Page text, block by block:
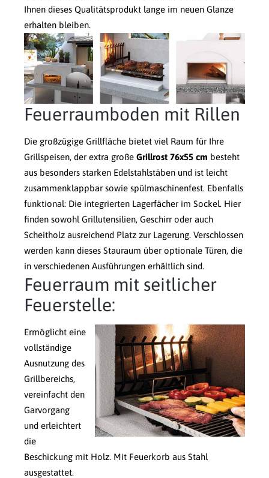
Ihnen dieses Qualitätsprodukt lange im neuen Glanze
erhalten bleiben.
Feuerraumboden mit Rillen
Die großzügige Grillfläche bietet viel Raum für Ihre
Grillspeisen, der extra große Grillrost 76x55 cm besteht
aus besonders starken Edelstahlstäben und ist leicht
zusammenklappbar sowie spülmaschinenfest. Ebenfalls
funktional: Die integrierten Lagerfächer im Sockel. Hier
finden sowohl Grillutensilien, Geschirr oder auch
Scheitholz ausreichend Platz zur Lagerung. Verschlossen
werden kann dieses Stauraum über optionale Türen, die
in verschiedenen Ausführungen erhältlich sind.
Feuerraum mit seitlicher
Feuerstelle:
Ermöglicht eine
vollständige
Ausnutzung des
Grillbereichs,
vereinfacht den
Garvorgang
und erleichtert
die
Beschickung mit Holz. Mit Feuerkorb aus Stahl
ausgestattet.